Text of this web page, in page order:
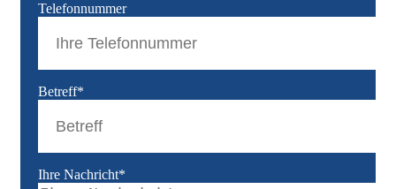
Telefonnummer
Betreff*
Ihre Nachricht*